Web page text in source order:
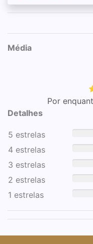
Média
Por
Detalhes
5 estrelas
4 estrelas
3 estrelas
2 estrelas
1 estrelas